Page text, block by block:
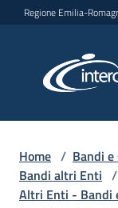
Vai al contenuto
Vai alla navigazione
Vai al footer
Regione Emilia-
Home / Bandi
Bandi altri Enti /
Altri Enti - Bandi